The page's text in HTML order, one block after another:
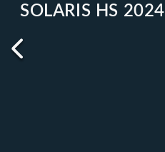
SOLARIS HS 2024